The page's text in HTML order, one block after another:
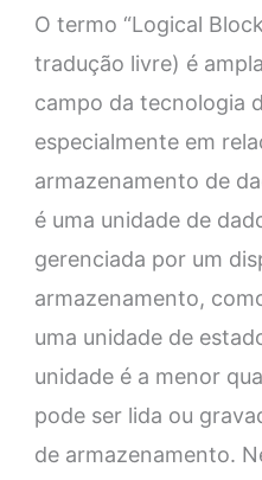
O termo “Logical
tradução livre) é
campo da tecnologia
especialmente em
armazenamento de
é uma unidade de
gerenciada por um
armazenamento,
uma unidade de
unidade é a menor
pode ser lida ou
de armazenamento.